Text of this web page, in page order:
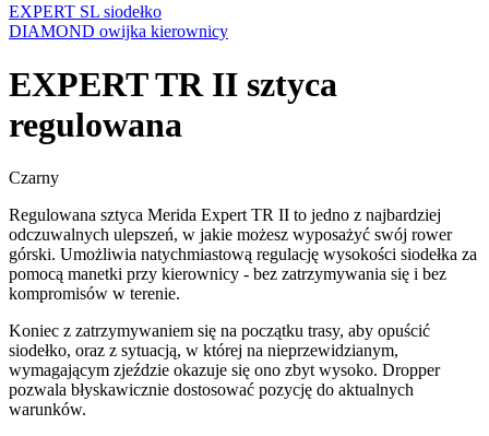
EXPERT SL siodełko
DIAMOND owijka kierownicy
EXPERT TR II sztyca
regulowana
Czarny
Regulowana sztyca Merida Expert TR II to jedno z najbardziej
odczuwalnych ulepszeń, w jakie możesz wyposażyć swój rower
górski. Umożliwia natychmiastową regulację wysokości siodełka za
pomocą manetki przy kierownicy - bez zatrzymywania się i bez
kompromisów w terenie.
Koniec z zatrzymywaniem się na początku trasy, aby opuścić
siodełko, oraz z sytuacją, w której na nieprzewidzianym,
wymagającym zjeździe okazuje się ono zbyt wysoko. Dropper
pozwala błyskawicznie dostosować pozycję do aktualnych
warunków.